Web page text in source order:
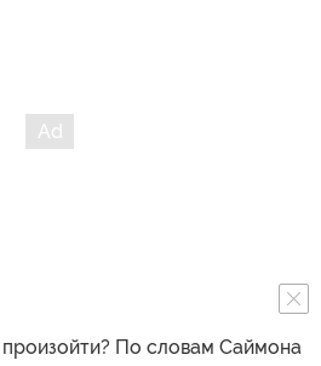
По словам Саймона